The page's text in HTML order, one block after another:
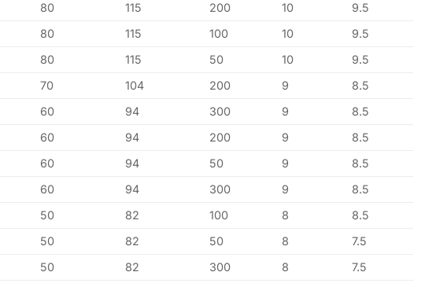
80 115 200 10
9.5
80 115 100 10
9.5
80 115 50 10
9.5
70 104 200 9
8.5
60 94 300 9
8.5
60 94 200 9
8.5
60 94 50 9
8.5
60 94 300 9
8.5
50 82 100 8
8.5
50 82 50 8
7.5
50 82 300 8
7.5